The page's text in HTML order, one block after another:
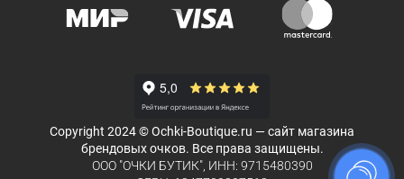
Copyright 2024 © Ochki-Boutique.ru — сайт магазина
брендовых очков. Все права защищены.
ООО "ОЧКИ БУТИК", ИНН: 9715480390